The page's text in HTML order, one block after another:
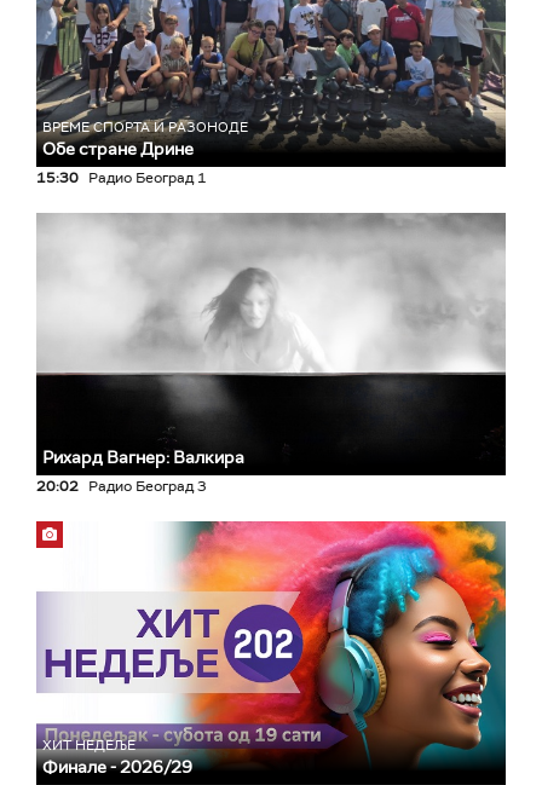
ВРЕМЕ СПОРТА И РАЗОНОДЕ
Обе стране Дрине
15:30 Радио Београд 1
Рихард Вагнер: Валкира
20:02 Радио Београд 3
ХИТ НЕДЕЉЕ
Финале - 2026/29